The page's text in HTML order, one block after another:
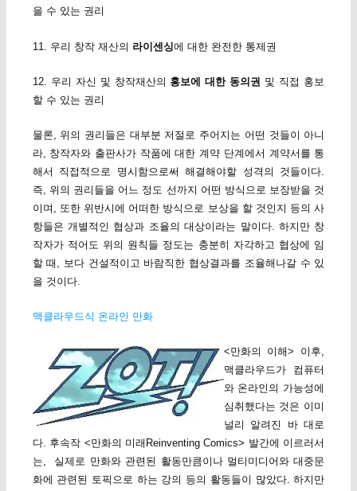
을 수 있는 권리
11. 우리 창작 재산의 라이센싱에 대한 완전한 통제권
12. 우리 자신 및 창작재산의 홍보에 대한 동의권 및 직접 홍보
할 수 있는 권리
물론, 위의 권리들은 대부분 저절로 주어지는 어떤 것들이 아니
라, 창작자와 출판사가 작품에 대한 계약 단계에서 계약서를 통
해서 직접적으로 명시함으로써 해결해야할 성격의 것들이다.
즉, 위의 권리들을 어느 정도 선까지 어떤 방식으로 보장받을 것
이며, 또한 위반시에 어떠한 방식으로 보상을 할 것인지 등의 사
항들은 개별적인 협상과 조율의 대상이라는 말이다. 하지만 창
작자가 적어도 위의 원칙들 정도는 충분히 자각하고 협상에 임
할 때, 보다 건설적이고 바람직한 협상결과를 조율해나갈 수 있
을 것이다.
맥클라우드식 온라인 만화
<만화의 이해> 이후,
맥클라우드가 컴퓨터
와 온라인의 가능성에
심취했다는 것은 이미
널리 알려진 바 대로
다. 후속작 <만화의 미래Reinventing Comics> 발간에 이르러서
는, 실제로 만화와 관련된 활동만큼이나 멀티미디어와 대중문
화에 관련된 토픽으로 하는 강의 등의 활동들이 많았다. 하지만